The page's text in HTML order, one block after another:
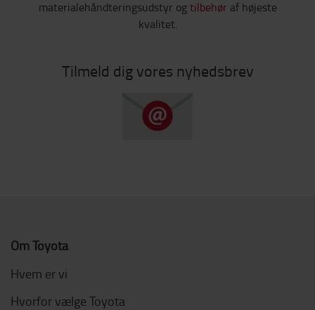
materialehåndteringsudstyr ogtilbehør af højeste
kvalitet.
Tilmeld dig vores nyhedsbrev
Om Toyota
Hvem er vi
Hvorfor vælge Toyota